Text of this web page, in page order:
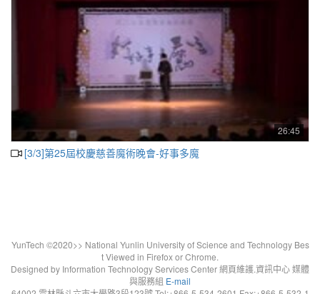
26:45
[3/3]第25屆校慶慈善魔術晚會-好事多魔
YunTech ©2020>> National Yunlin University of Science and Technology Bes
t Viewed in Firefox or Chrome.
Designed by Information Technology Services Center 網頁維護.資訊中心 媒體
與服務組 E-mail